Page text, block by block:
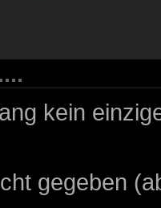
kein
gegeben